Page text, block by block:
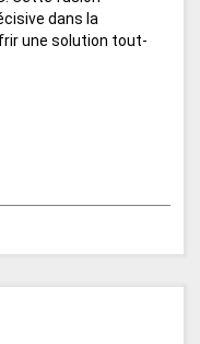
dans la
une solution tout-